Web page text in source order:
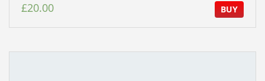
£20.00 BUY